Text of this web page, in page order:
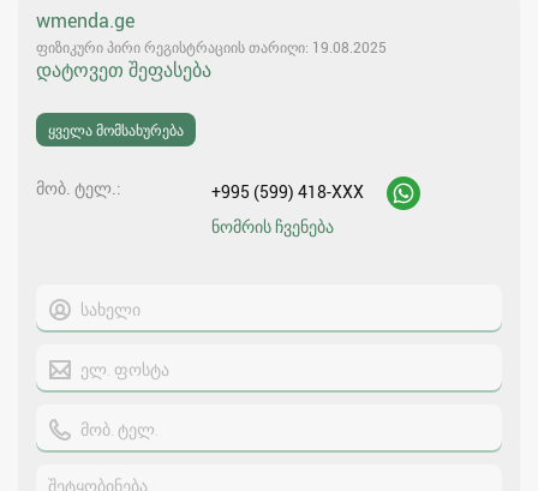
wmenda.ge
ფიზიკური პირი რეგისტრაციის თარიღი: 19.08.2025
დატოვეთ შეფასება
ყველა მომსახურება
მობ. ტელ.
+995 (599) 418-XXX
ნომრის ჩვენება